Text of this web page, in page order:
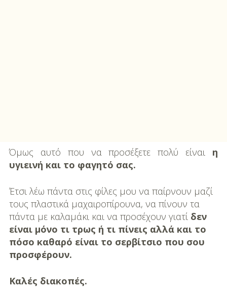
Όμως αυτό που να προσέξετε πολύ είναι η
υγιεινή και το φαγητό σας.
Έτσι λέω πάντα στις φίλες μου να παίρνουν μαζί
τους πλαστικά μαχαιροπίρουνα, να πίνουν τα
πάντα με καλαμάκι και να προσέχουν γιατί δεν
είναι μόνο τι τρως ή τι πίνεις αλλά και το
πόσο καθαρό είναι το σερβίτσιο που σου
προσφέρουν.
Καλές διακοπές.